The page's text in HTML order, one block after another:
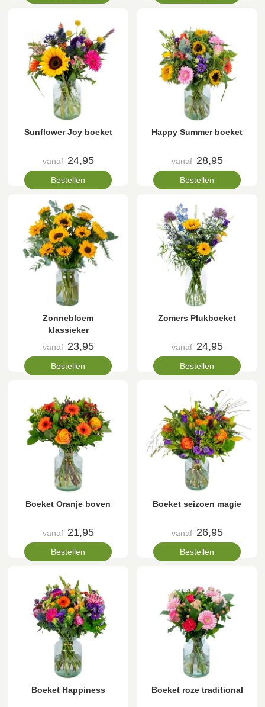
Sunflower Joy boeket
vanaf 24,95
Bestellen
Happy Summer boeket
vanaf 28,95
Bestellen
Zonnebloem
klassieker
vanaf 23,95
Bestellen
Zomers Plukboeket
vanaf 24,95
Bestellen
Boeket Oranje boven
vanaf 21,95
Bestellen
Boeket seizoen magie
vanaf 26,95
Bestellen
Boeket Happiness Boeket roze traditional